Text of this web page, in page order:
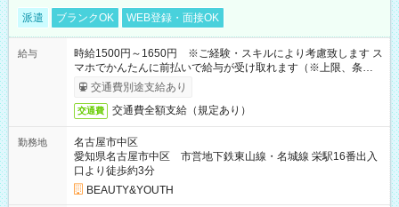
派遣 ブランクOK WEB登録・面接OK
給与
時給1500円～1650円 ※ご経験・スキルにより考慮致します ス
マホでかんたんに前払いで給与が受け取れます（※上限、条件
あり）交通費別途支給あり
交通費 交通費全額支給（規定あり）
勤務地
名古屋市中区
愛知県名古屋市中区 市営地下鉄東山線・名城線 栄駅16番出入
口より徒歩約3分
BEAUTY&YOUTH